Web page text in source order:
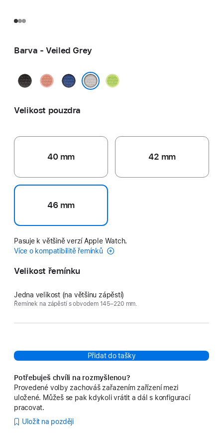
Barva - Veiled Grey
MidnightAlpenglow
Blue
Ribbon
Volt
Velikost pouzdra
40 mm 42 mm
46 mm
Pasuje k většině verzí Apple Watch.
Více o kompatibilitě řemínků
Velikost řemínku
Jedna velikost (na většinu zápěstí)
Řemínek na zápěstí s obvodem 145–220 mm.
Přidat do tašky
Potřebuješ chvíli na rozmyšlenou?
Provedené volby zachováš zařazením zařízení mezi
uložené. Můžeš se pak kdykoli vrátit a dál s konfigurací
pracovat.
Uložit na později